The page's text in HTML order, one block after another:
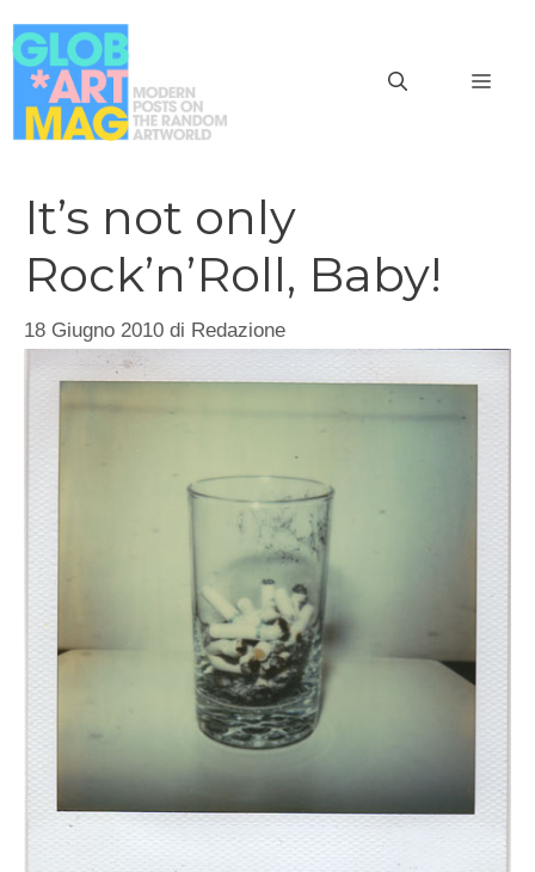
al
contenuto
It’s not only
Rock’n’Roll, Baby!
18 Giugno 2010 di Redazione